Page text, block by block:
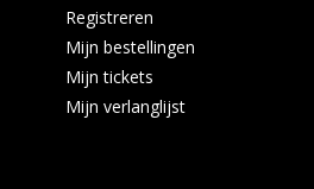
Registreren
Mijn bestellingen
Mijn tickets
Mijn verlanglijst